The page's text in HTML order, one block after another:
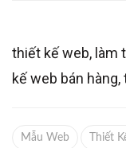
thiết kế web, làm
kế web bán
Mẫu Web Thiết